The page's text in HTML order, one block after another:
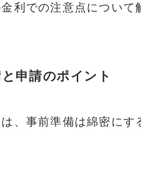
利での注意点について
申請のポイント
、事前準備は綿密にす